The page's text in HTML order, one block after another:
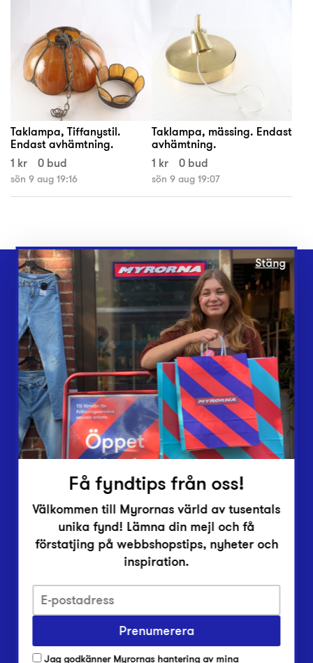
Taklampa, Tiffanystil.
Endast avhämtning.
1 kr
0 bud
sön 9 aug 19:16
Taklampa, mässing. Endast
avhämtning.
1 kr
0 bud
sön 9 aug 19:07
Webbshop
Butiker
Lämna in
Vårt överskott
Inlämningsplatser
Om Myrorna
Lediga jobb
Pressrum
Integritetsskyddspolicy
Har du frågor om onlineköp, leverans eller retur?
Stäng
Få fyndtips från oss!
Välkommen till Myrornas värld av tusentals
unika fynd! Lämna din mejl och få
förstatjing på webbshopstips, nyheter och
inspiration.
Prenumerera
Jag godkänner Myrornas hantering av mina